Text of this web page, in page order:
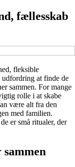
fællesskab
fleksible
at finde de
sammen. For mange
rolle i at skabe
være alt fra den
med familien.
er små ritualer, der